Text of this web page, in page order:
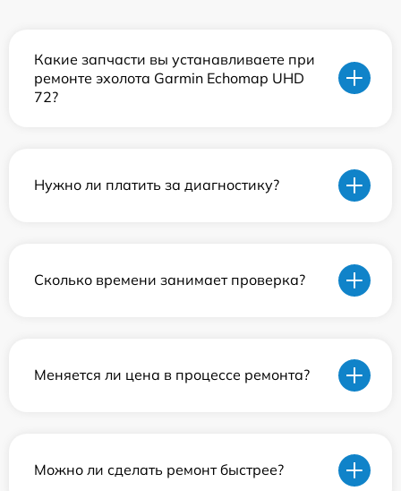
Какие запчасти вы устанавливаете при
ремонте эхолота Garmin Echomap UHD
72?
Нужно ли платить за диагностику?
Сколько времени занимает проверка?
Меняется ли цена в процессе ремонта?
Можно ли сделать ремонт быстрее?